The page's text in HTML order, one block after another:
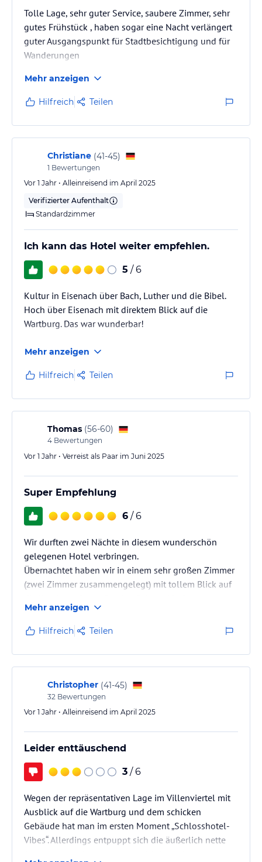
Tolle Lage, sehr guter Service, saubere Zimmer, sehr
gutes Frühstück , haben sogar eine Nacht verlängert
guter Ausgangspunkt für Stadtbesichtigung und für
Wanderungen
Mehr anzeigen
Hilfreich Teilen
Christiane (41-45)
1 Bewertungen
Vor 1 Jahr • Alleinreisend im April 2025
Verifizierter Aufenthalt
Standardzimmer
Ich kann das Hotel weiter empfehlen.
5 / 6
Kultur in Eisenach über Bach, Luther und die Bibel.
Hoch über Eisenach mit direktem Blick auf die
Wartburg. Das war wunderbar!
Mehr anzeigen
Hilfreich Teilen
Thomas (56-60)
4 Bewertungen
Vor 1 Jahr • Verreist als Paar im Juni 2025
Super Empfehlung
6 / 6
Wir durften zwei Nächte in diesem wunderschön
gelegenen Hotel verbringen.
Übernachtet haben wir in einem sehr großen Zimmer
(zwei Zimmer zusammengelegt) mit tollem Blick auf
regionales Essen in gemütlicher Atmosphäre. Wir
kommen bestimmt wieder.
Mehr anzeigen
Hilfreich Teilen
Christopher (41-45)
32 Bewertungen
Vor 1 Jahr • Alleinreisend im April 2025
Leider enttäuschend
3 / 6
Wegen der repräsentativen Lage im Villenviertel mit
Ausblick auf die Wartburg und dem schicken
Gebäude hat man im ersten Moment „Schlosshotel-
Vibes“. Allerdings entpuppt sich die äußerlich nette